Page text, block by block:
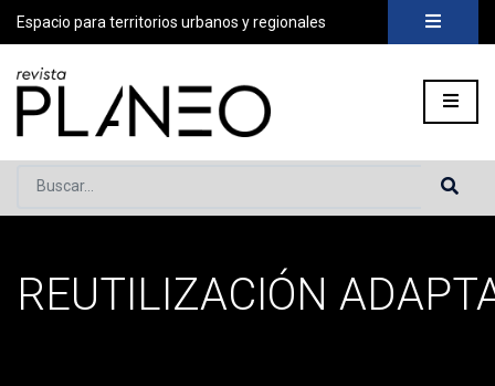
Espacio para territorios urbanos y regionales
Buscar...
Portada»reutilización adaptativa
REUTILIZACIÓN